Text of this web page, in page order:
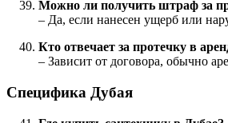
Можно ли получить штраф за
– Да, если нанесен ущерб или
Кто отвечает за протечку в
– Зависит от договора, обычно
Специфика Дубая